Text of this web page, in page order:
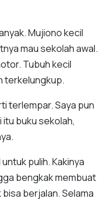
Mujiono kecil
mau sekolah awal.
Tubuh kecil
terkelungkup.
terlempar. Saya pun
itu buku sekolah,
pulih. Kakinya
bengkak membuat
berjalan. Selama